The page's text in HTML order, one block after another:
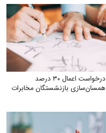
درخواست اعمال ۳۰ درصد
همسان‌سازی بازنشستگان مخابرات